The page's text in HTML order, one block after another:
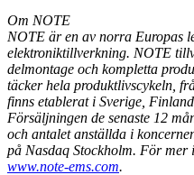
Om NOTE
NOTE är en av norra Europas
elektroniktillverkning. NOTE
delmontage och kompletta
täcker hela produktlivscykeln,
finns etablerat i Sverige,
Försäljningen de senaste 12
och antalet anställda i
på Nasdaq Stockholm. För mer
www.note-ems.com.